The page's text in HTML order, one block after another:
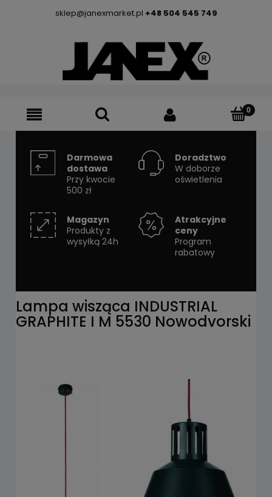
sklep@janexmarket.pl +48 504 545 749
Darmowa
dostawa
Przy kwocie
500 zł
Doradztwo
W doborze
oświetlenia
Magazyn
Produkty z
wysyłką 24h
Atrakcyjne
ceny
Program
rabatowy
Lampa wisząca INDUSTRIAL
GRAPHITE I M 5530 Nowodvorski